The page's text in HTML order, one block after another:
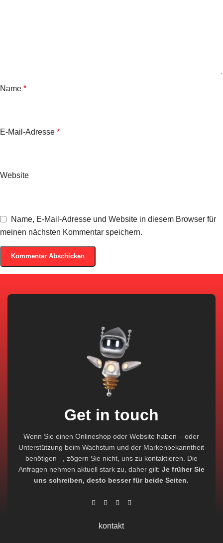
Name *
E-Mail-Adresse *
Website
Name, E-Mail-Adresse und Website in diesem Browser für
meinen nächsten Kommentar speichern.
Get in touch
Wenn Sie einen Onlineshop oder Website haben – oder
Unterstützung beim Wachstum und der Markenbekanntheit
benötigen –, zögern Sie nicht, uns zu kontaktieren. Die
Anfragen nehmen aktuell stark zu, daher gilt: Je früher Sie
uns schreiben, desto besser für beide Seiten.
kontakt